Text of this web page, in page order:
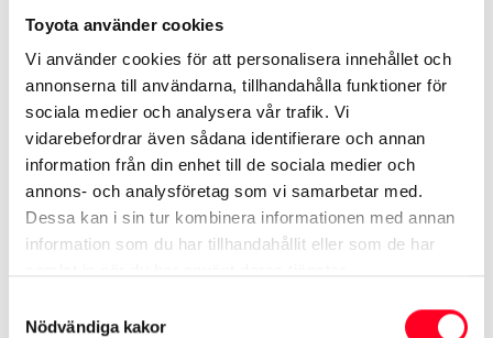
Toyota använder cookies
Vi använder cookies för att personalisera innehållet och
annonserna till användarna, tillhandahålla funktioner för
sociala medier och analysera vår trafik. Vi
vidarebefordrar även sådana identifierare och annan
information från din enhet till de sociala medier och
annons- och analysföretag som vi samarbetar med.
Dessa kan i sin tur kombinera informationen med annan
information som du har tillhandahållit eller som de har
Nödvändiga kakor